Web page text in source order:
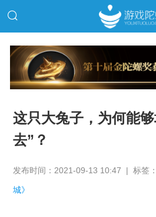
这只大兔子，为何能
去”？
发布时间：2021-09-13 10:47 | 标签：
城》